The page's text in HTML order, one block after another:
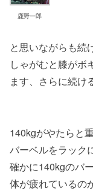
鹿野一郎
と思いながらも続
しゃがむと膝がボ
ます、さらに続け
140kgがやたらと
バーベルをラック
確かに140kgのバ
体が疲れているの